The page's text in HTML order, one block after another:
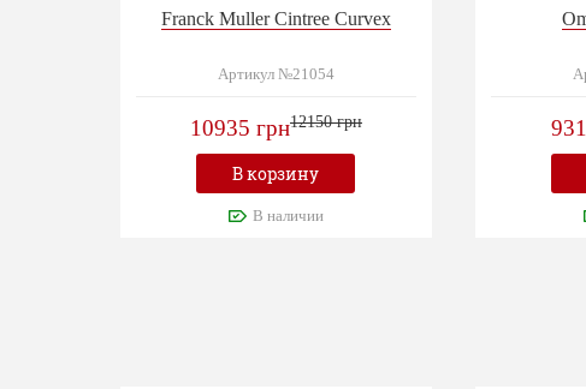
Franck Muller Cintree Curvex
Артикул №21054
10935 грн12150 грн
В корзину
В наличии